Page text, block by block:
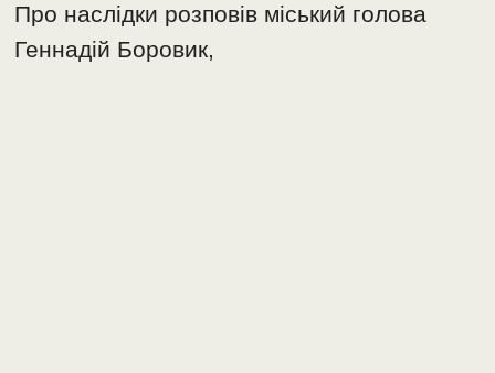
Про наслідки розповів міський голова
Геннадій Боровик,